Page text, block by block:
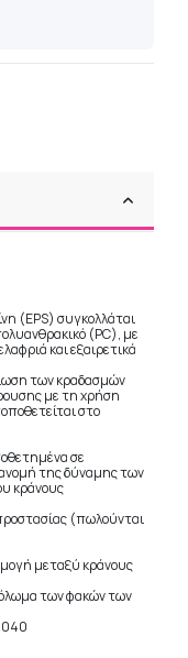
(EPS) συγκολλάται
(PC), με
και εξαιρετικά
των κραδασμών
με τη χρήση
στο
σε
της δύναμης των
κράνους
(πωλούνται
μεταξύ κράνους
των φακών των